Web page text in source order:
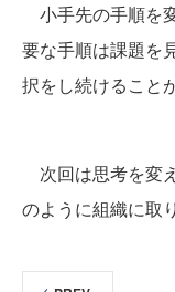
小手先の手順を
要な手順は課題を
択をし続けること
次回は思考を変
のように組織に取